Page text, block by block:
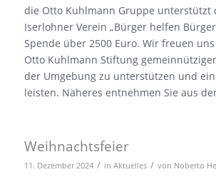
die Otto Kuhlmann Gruppe unterstützt
Iserlohner Verein „Bürger helfen
Spende über 2500 Euro. Wir freuen
Otto Kuhlmann Stiftung
der Umgebung zu unterstützen und
leisten. Näheres entnehmen Sie aus
Weihnachtsfeier
11. Dezember 2024 / in Aktuelles / von Noberto